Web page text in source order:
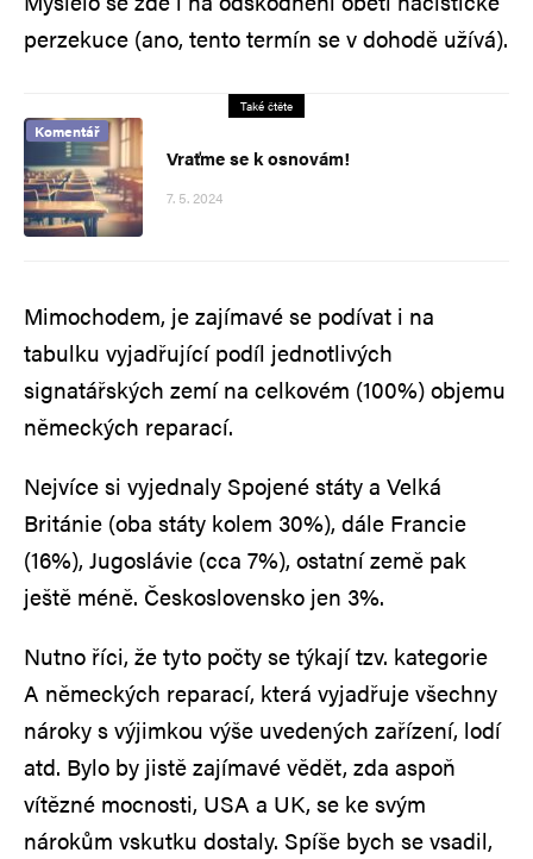
perzekuce (ano, tento termín se v dohodě užívá).
Také čtěte
Komentář
Vraťme se k osnovám!
7. 5. 2024
Mimochodem, je zajímavé se podívat i na
tabulku vyjadřující podíl jednotlivých
signatářských zemí na celkovém (100%) objemu
německých reparací.
Nejvíce si vyjednaly Spojené státy a Velká
Británie (oba státy kolem 30%), dále Francie
(16%), Jugoslávie (cca 7%), ostatní země pak
ještě méně. Československo jen 3%.
Nutno říci, že tyto počty se týkají tzv. kategorie
A německých reparací, která vyjadřuje všechny
nároky s výjimkou výše uvedených zařízení, lodí
atd. Bylo by jistě zajímavé vědět, zda aspoň
vítězné mocnosti, USA a UK, se ke svým
nárokům vskutku dostaly. Spíše bych se vsadil,